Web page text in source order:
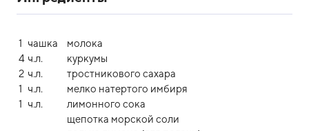
1 чашка
молока
4 ч.л.
куркумы
2 ч.л.
тростникового сахара
1 ч.л.
мелко натертого имбиря
1 ч.л.
лимонного сока
щепотка морской соли